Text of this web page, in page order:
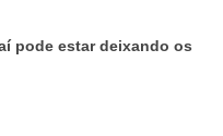
pode estar deixando os